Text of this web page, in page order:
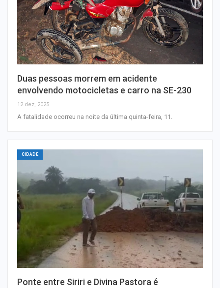
Duas pessoas morrem em acidente
envolvendo motocicletas e carro na SE-230
12 dez, 2025
A fatalidade ocorreu na noite da última quinta-feira, 11.
CIDADE
Ponte entre Siriri e Divina Pastora é